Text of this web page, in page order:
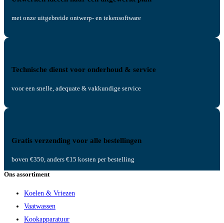
met onze uitgebreide ontwerp- en tekensoftware
Technische dienst voor onderhoud & service
voor een snelle, adequate & vakkundige service
Gratis verzending voor alle bestellingen
boven €350, anders €15 kosten per bestelling
Ons assortiment
Koelen & Vriezen
Vaatwassen
Kookapparatuur